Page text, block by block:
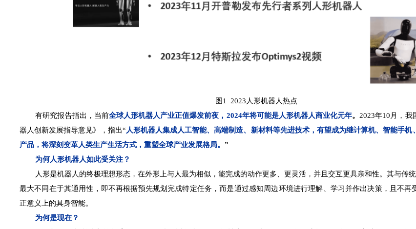
图1 2023人形机器人热点
有研究报告指出，当前全球人形机器人产业正值爆发前夜，2024年将可能是人形机器人商业化元年。 2023年10月，我
器人创新发展指导意见》，指出“ 人形机器人集成人工智能、高端制造、新材料等先进技术，有望成为继计算机、智能手机
产品，将深刻变革人类生产生活方式，重塑全球产业发展格局。 ”
为何人形机器人如此受关注？
人形是机器人的终极理想形态，在外形上与人最为相似，能完成的动作更多、更灵活，并且交互更具亲和性。其与传
最大不同在于其通用性，即不再根据预先规划完成特定任务，而是通过感知周边环境进行理解、学习并作出决策，且不再
正意义上的具身智能。
为何是现在？